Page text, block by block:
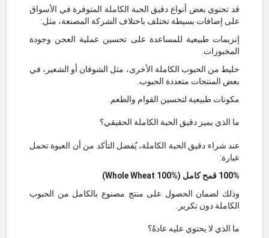
قد تحتوي بعض أنواع دقيق الحبة الكاملة المتوفرة في الأسواق
على إضافات بسيطة تختلف باختلاف الشركة المصنعة، مثل:
إنزيمات طبيعية للمساعدة على تحسين عملية العجن وجودة
المخبوزات.
خليط من الحبوب الكاملة الأخرى، مثل الشوفان أو الشعير، في
بعض المنتجات متعددة الحبوب.
مكونات طبيعية لتحسين القوام والطعم.
ما الذي يميز دقيق الحبة الكاملة الحقيقي؟
عند شراء دقيق الحبة الكاملة، يُفضل التأكد من أن العبوة تحمل
عبارة:
100% قمح كامل (Whole Wheat 100%)
وذلك لضمان الحصول على منتج مصنوع بالكامل من الحبوب
الكاملة دون تكرير.
ما الذي لا يحتوي عليه عادةً؟